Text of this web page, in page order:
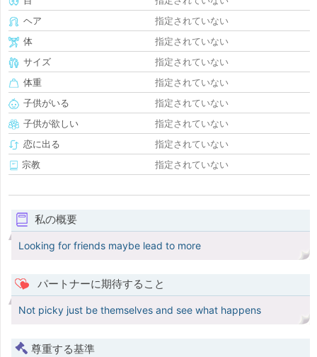
ヘア
指定されていない
体
指定されていない
サイズ
指定されていない
体重
指定されていない
子供がいる
指定されていない
子供が欲しい
指定されていない
恋に出る
指定されていない
宗教
指定されていない
私の概要
Looking for friends maybe lead to more
パートナーに期待すること
Not picky just be themselves and see what happens
尊重する基準